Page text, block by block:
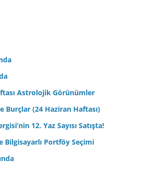
Astrolojik Görünümler
Burçlar (24 Haziran Haftası)
12. Yaz Sayısı Satışta!
Bilgisayarlı Portföy Seçimi